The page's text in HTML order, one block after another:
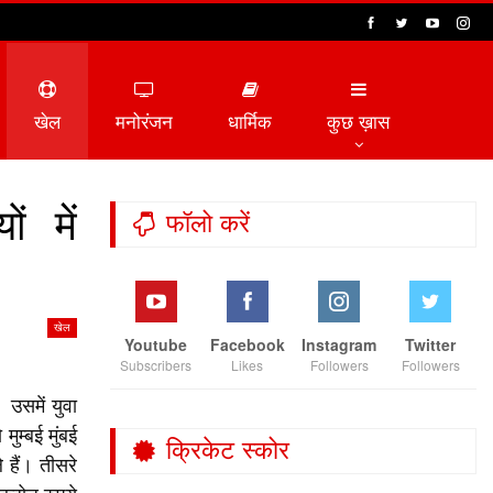
खेल मनोरंजन धार्मिक कुछ ख़ास
में
खेल
उसमें युवा
मुंबई
हैं। तीसरे
फॉलो करें
Youtube
Subscribers
Facebook
Likes
Instagram
Followers
Twitter
Followers
क्रिकेट स्कोर